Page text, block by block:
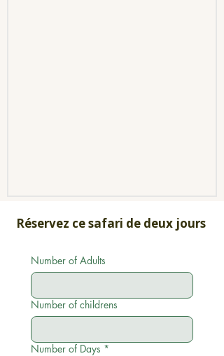
Réservez ce safari de deux jours
Number of Adults
Number of childrens
Number of Days *